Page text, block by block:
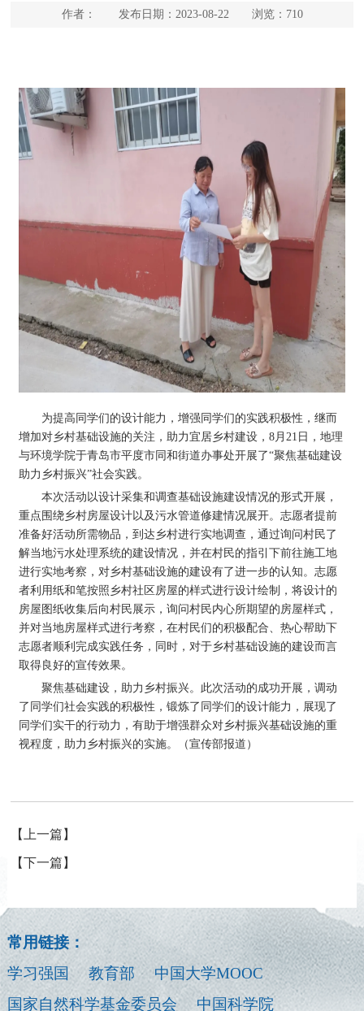
作者： 发布日期：2023-08-22 浏览： 710
为提高同学们的设计能力，增强同学们的实践积极性，继而
增加对乡村基础设施的关注，助力宜居乡村建设，8月21日，地理
与环境学院于青岛市平度市同和街道办事处开展了“聚焦基础建设
助力乡村振兴”社会实践。
本次活动以设计采集和调查基础设施建设情况的形式开展，
重点围绕乡村房屋设计以及污水管道修建情况展开。志愿者提前
准备好活动所需物品，到达乡村进行实地调查，通过询问村民了
解当地污水处理系统的建设情况，并在村民的指引下前往施工地
进行实地考察，对乡村基础设施的建设有了进一步的认知。志愿
者利用纸和笔按照乡村社区房屋的样式进行设计绘制，将设计的
房屋图纸收集后向村民展示，询问村民内心所期望的房屋样式，
并对当地房屋样式进行考察，在村民们的积极配合、热心帮助下
志愿者顺利完成实践任务，同时，对于乡村基础设施的建设而言
取得良好的宣传效果。
聚焦基础建设，助力乡村振兴。此次活动的成功开展，调动
了同学们社会实践的积极性，锻炼了同学们的设计能力，展现了
同学们实干的行动力，有助于增强群众对乡村振兴基础设施的重
视程度，助力乡村振兴的实施。（宣传部报道）
【上一篇】
【下一篇】
常用链接：
学习强国
教育部
中国大学MOOC
国家自然科学基金委员会
中国科学院